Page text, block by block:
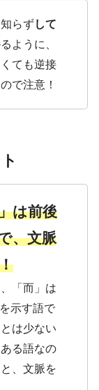
らずして
ように、
ても逆接
で注意！
は前後
、文脈
「而」は
示す語で
は少ない
る語なの
、文脈を